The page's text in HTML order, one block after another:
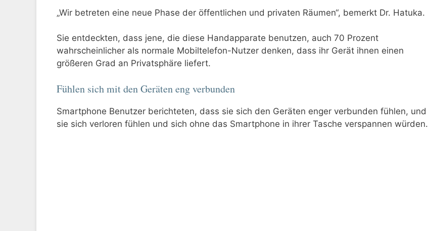
„Wir betreten eine neue Phase der öffentlichen und privaten Räumen“, bemerkt Dr. Hatuka.
Sie entdeckten, dass jene, die diese Handapparate benutzen, auch 70 Prozent
wahrscheinlicher als normale Mobiltelefon-Nutzer denken, dass ihr Gerät ihnen einen
größeren Grad an Privatsphäre liefert.
Fühlen sich mit den Geräten eng verbunden
Smartphone Benutzer berichteten, dass sie sich den Geräten enger verbunden fühlen, und
sie sich verloren fühlen und sich ohne das Smartphone in ihrer Tasche verspannen würden.